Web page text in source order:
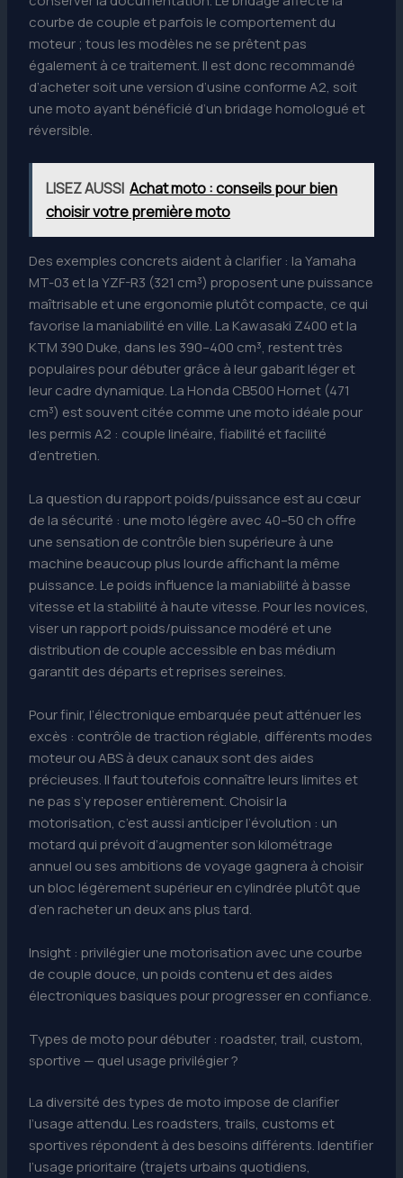
courbe de couple et parfois le comportement du
moteur ; tous les modèles ne se prêtent pas
également à ce traitement. Il est donc recommandé
d’acheter soit une version d’usine conforme A2, soit
une moto ayant bénéficié d’un bridage homologué et
réversible.
LISEZ AUSSI Achat moto : conseils pour bien
choisir votre première moto
Des exemples concrets aident à clarifier : la Yamaha
MT-03 et la YZF-R3 (321 cm³) proposent une puissance
maîtrisable et une ergonomie plutôt compacte, ce qui
favorise la maniabilité en ville. La Kawasaki Z400 et la
KTM 390 Duke, dans les 390–400 cm³, restent très
populaires pour débuter grâce à leur gabarit léger et
leur cadre dynamique. La Honda CB500 Hornet (471
cm³) est souvent citée comme une moto idéale pour
les permis A2 : couple linéaire, fiabilité et facilité
d’entretien.
La question du rapport poids/puissance est au cœur
de la sécurité : une moto légère avec 40–50 ch offre
une sensation de contrôle bien supérieure à une
machine beaucoup plus lourde affichant la même
puissance. Le poids influence la maniabilité à basse
vitesse et la stabilité à haute vitesse. Pour les novices,
viser un rapport poids/puissance modéré et une
distribution de couple accessible en bas médium
garantit des départs et reprises sereines.
Pour finir, l’électronique embarquée peut atténuer les
excès : contrôle de traction réglable, différents modes
moteur ou ABS à deux canaux sont des aides
précieuses. Il faut toutefois connaître leurs limites et
ne pas s’y reposer entièrement. Choisir la
motorisation, c’est aussi anticiper l’évolution : un
motard qui prévoit d’augmenter son kilométrage
annuel ou ses ambitions de voyage gagnera à choisir
un bloc légèrement supérieur en cylindrée plutôt que
d’en racheter un deux ans plus tard.
Insight : privilégier une motorisation avec une courbe
de couple douce, un poids contenu et des aides
électroniques basiques pour progresser en confiance.
Types de moto pour débuter : roadster, trail, custom,
sportive — quel usage privilégier ?
La diversité des types de moto impose de clarifier
l’usage attendu. Les roadsters, trails, customs et
sportives répondent à des besoins différents. Identifier
l’usage prioritaire (trajets urbains quotidiens,